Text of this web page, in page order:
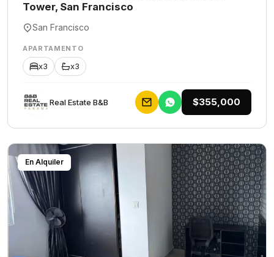
Tower, San Francisco
San Francisco
APARTAMENTO
x3 x3
Rеаl Еstаtе В&В $355,000
En Alquiler